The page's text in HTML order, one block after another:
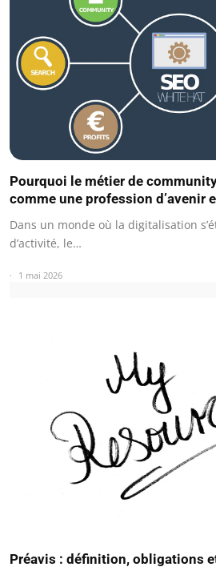
Pourquoi le métier de
comme une profession d’avenir
Dans un monde où la digitalisation
d’activité, le…
1 mai 2026
Préavis : définition, obligations